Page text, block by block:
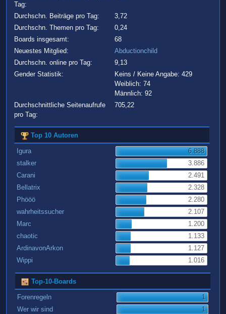
Tag:
Durchschn. Beiträge pro Tag:
3,72
Durchschn. Themen pro Tag:
0,24
Boards insgesamt:
68
Neuestes Mitglied:
Abductionchild
Durchschn. online pro Tag:
9,13
Gender Statistik:
Keins / Keine Angabe: 429
Weiblich: 74
Männlich: 92
Durchschnittliche Seitenaufrufe
pro Tag:
705,22
Top 10 Autoren
Igura
6.888
stalker
3.886
Carani
2.491
Bellatrix
2.328
Phööö
2.280
wahrheitssucher
2.107
Marc
1.200
chaotic
1.133
ArdinavonArkon
1.127
Wippi
1.016
Top-10-Boards
Forenregeln
1
Wer wir sind
1